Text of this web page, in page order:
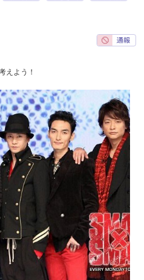
えよう！